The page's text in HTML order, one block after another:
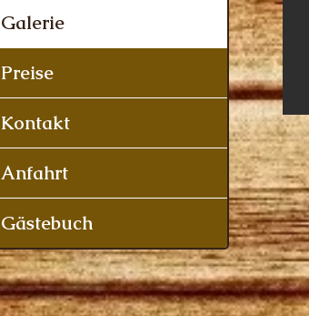
Galerie
Preise
Kontakt
Anfahrt
Gästebuch